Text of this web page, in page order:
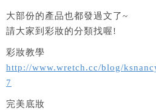
大部份的產品也都發過文了~
請大家到彩妝的分類找喔!
彩妝教學
http://www.wretch.cc/blog/
7
完美底妝